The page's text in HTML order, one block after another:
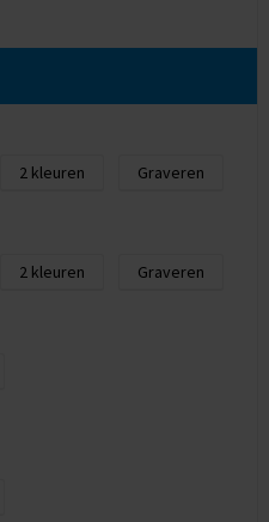
2 Graveren
2 Graveren